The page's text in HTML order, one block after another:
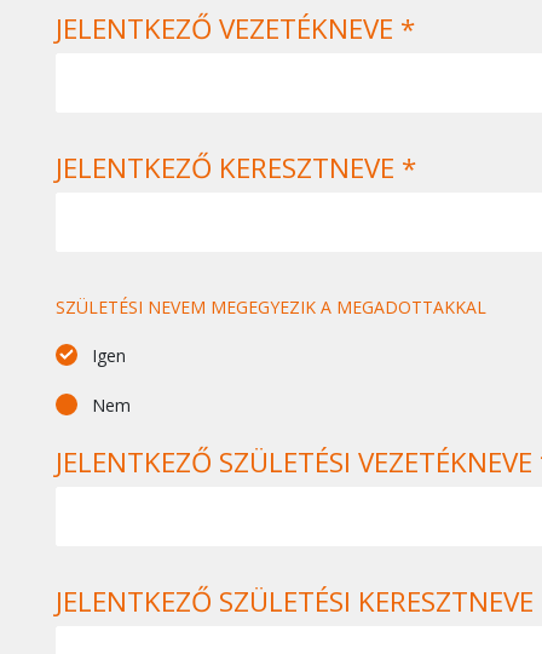
JELENTKEZŐ VEZETÉKNEVE *
JELENTKEZŐ KERESZTNEVE *
SZÜLETÉSI NEVEM MEGEGYEZIK A MEGADOTTAKKAL
Igen
Nem
JELENTKEZŐ SZÜLETÉSI
JELENTKEZŐ SZÜLETÉSI